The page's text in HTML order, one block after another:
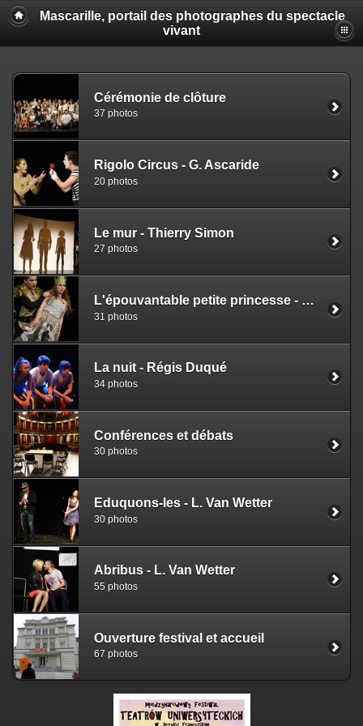
Mascarille, portail des photographes du spectacle
vivant
Cérémonie de clôture
37 photos
Rigolo Circus - G. Ascaride
20 photos
Le mur - Thierry Simon
27 photos
L'épouvantable petite princesse - G. Damas
31 photos
La nuit - Régis Duqué
34 photos
Conférences et débats
30 photos
Eduquons-les - L. Van Wetter
30 photos
Abribus - L. Van Wetter
55 photos
Ouverture festival et accueil
67 photos